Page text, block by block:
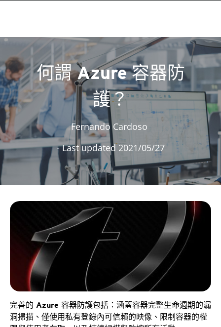
何謂 Azure 容器防
護？
Fernando Cardoso
- Last updated 2021/05/27
完善的 Azure 容器防護包括：涵蓋容器完整生命週期的漏
洞掃描、僅使用私有登錄內可信賴的映像、限制容器的權